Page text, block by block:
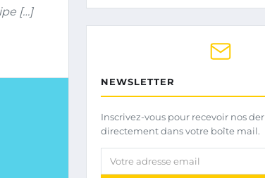
[…]
NEWSLETTER
Inscrivez-vous pour recevoir nos
directement dans votre boîte mail.
Votre adresse email